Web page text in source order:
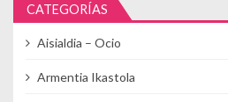
CATEGORÍAS
Aisialdia – Ocio
Armentia Ikastola